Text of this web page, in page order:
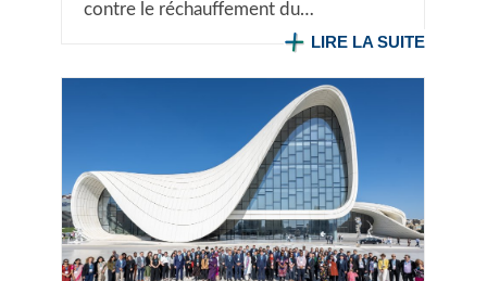
contre le réchauffement du…
LIRE LA SUITE